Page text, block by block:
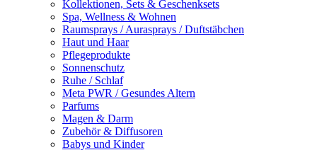
Kollektionen, Sets & Geschenksets
Spa, Wellness & Wohnen
Raumsprays / Aurasprays / Duftstäbchen
Haut und Haar
Pflegeprodukte
Sonnenschutz
Ruhe / Schlaf
Meta PWR / Gesundes Altern
Parfums
Magen & Darm
Zubehör & Diffusoren
Babys und Kinder